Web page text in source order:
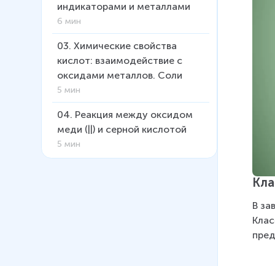
индикаторами и металлами
6 мин
03. Химические свойства
кислот: взаимодействие с
оксидами металлов. Соли
5 мин
04. Реакция между оксидом
меди (||) и серной кислотой
5 мин
В